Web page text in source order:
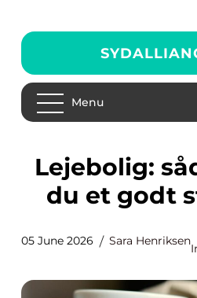
Menu
Lejebolig: sådan finder
du et godt
05 June 2026 Sara Henriksen